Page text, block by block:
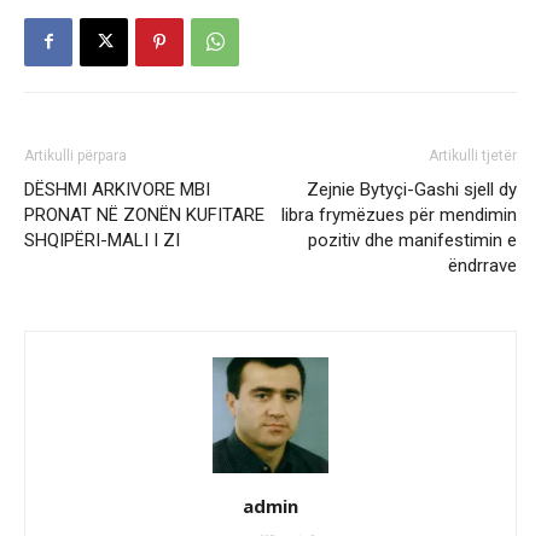
Artikulli përpara
DËSHMI ARKIVORE MBI
PRONAT NË ZONËN KUFITARE
SHQIPËRI-MALI I ZI
Artikulli tjetër
Zejnie Bytyçi-Gashi sjell dy
libra frymëzues për mendimin
pozitiv dhe manifestimin e
ëndrrave
admin